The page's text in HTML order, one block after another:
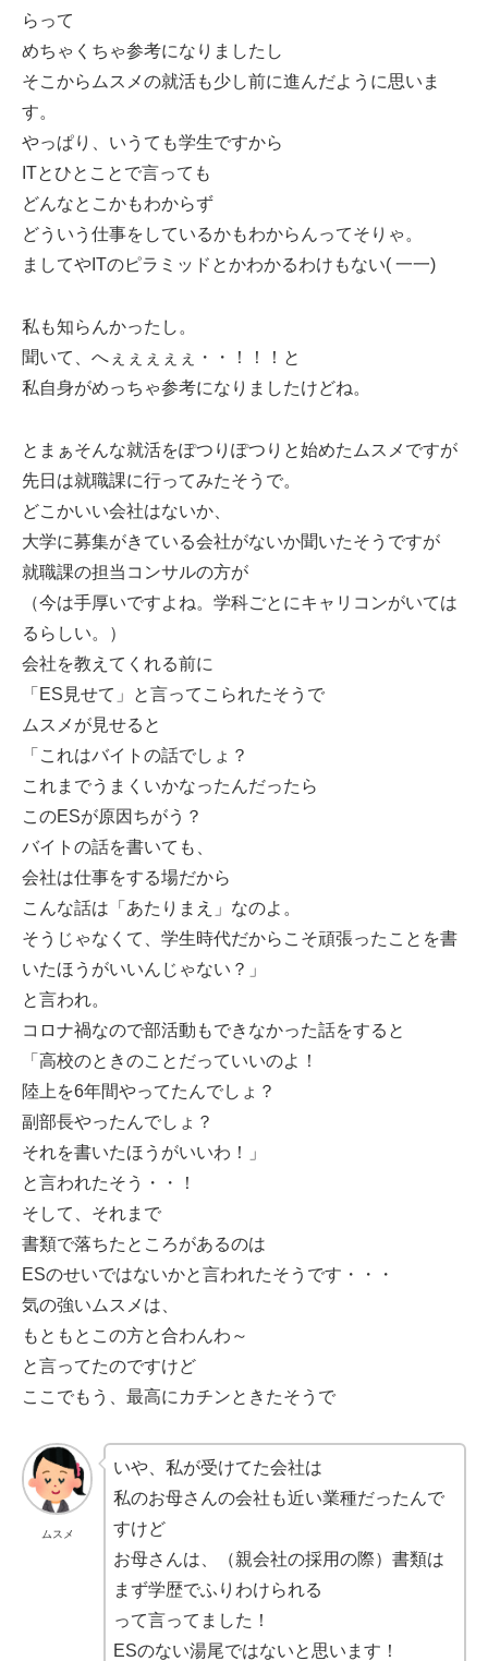
らって
めちゃくちゃ参考になりましたし
そこからムスメの就活も少し前に進んだように思いま
す。
やっぱり、いうても学生ですから
ITとひとことで言っても
どんなとこかもわからず
どういう仕事をしているかもわからんってそりゃ。
ましてやITのピラミッドとかわかるわけもない( 一一)
私も知らんかったし。
聞いて、へぇぇぇぇぇ・・！！！と
私自身がめっちゃ参考になりましたけどね。
とまぁそんな就活をぽつりぽつりと始めたムスメですが
先日は就職課に行ってみたそうで。
どこかいい会社はないか、
大学に募集がきている会社がないか聞いたそうですが
就職課の担当コンサルの方が
（今は手厚いですよね。学科ごとにキャリコンがいては
るらしい。）
会社を教えてくれる前に
「ES見せて」と言ってこられたそうで
ムスメが見せると
「これはバイトの話でしょ？
これまでうまくいかなったんだったら
このESが原因ちがう？
バイトの話を書いても、
会社は仕事をする場だから
こんな話は「あたりまえ」なのよ。
そうじゃなくて、学生時代だからこそ頑張ったことを書
いたほうがいいんじゃない？」
と言われ。
コロナ禍なので部活動もできなかった話をすると
「高校のときのことだっていいのよ！
陸上を6年間やってたんでしょ？
副部長やったんでしょ？
それを書いたほうがいいわ！」
と言われたそう・・！
そして、それまで
書類で落ちたところがあるのは
ESのせいではないかと言われたそうです・・・
気の強いムスメは、
もともとこの方と合わんわ～
と言ってたのですけど
ここでもう、最高にカチンときたそうで
ムスメ
いや、私が受けてた会社は
私のお母さんの会社も近い業種だったんで
すけど
お母さんは、（親会社の採用の際）書類は
まず学歴でふりわけられる
って言ってました！
ESのない湯尾ではないと思います！